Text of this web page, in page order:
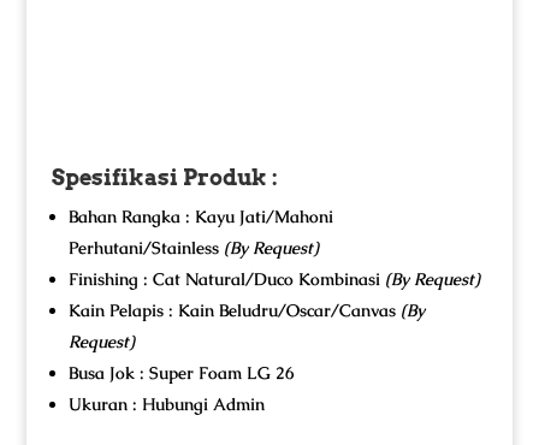
Spesifikasi Produk :
Bahan Rangka : Kayu Jati/Mahoni
Perhutani/Stainless (By Request)
Finishing : Cat Natural/Duco Kombinasi (By Request)
Kain Pelapis : Kain Beludru/Oscar/Canvas (By
Request)
Busa Jok : Super Foam LG 26
Ukuran : Hubungi Admin